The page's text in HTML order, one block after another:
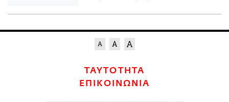
ΤΑΥΤΟΤΗΤΑ
ΕΠΙΚΟΙΝΩΝΙΑ